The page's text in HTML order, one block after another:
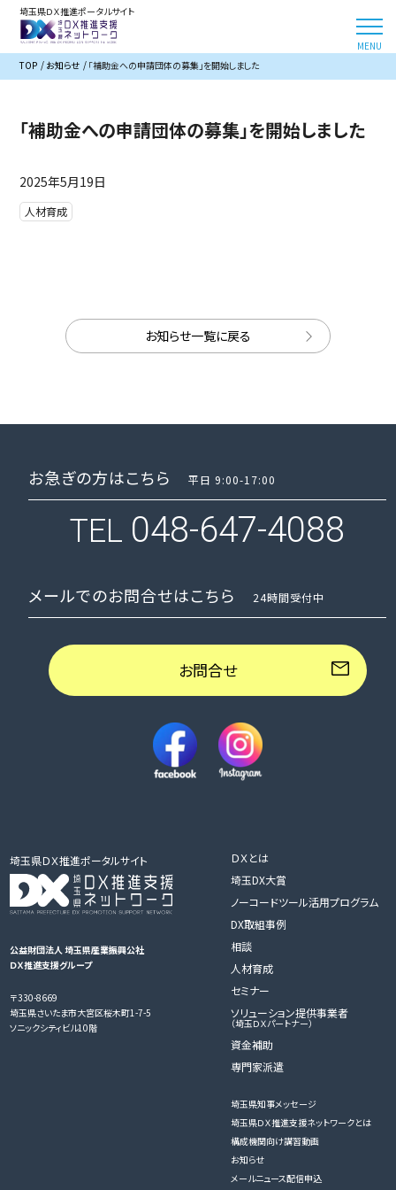
埼玉県ＤＸ推進ポータルサイト
TOP お知らせ 「補助金への申請団体の募集」を開始しました
「補助金への申請団体の募集」を開始しました
2025年5月19日
人材育成
お知らせ一覧に戻る
お急ぎの方はこちら 平日 9:00-17:00
TEL 048-647-4088
メールでのお問合せはこちら 24時間受付中
お問合せ
埼玉県ＤＸ推進ポータルサイト
公益財団法人 埼玉県産業振興公社
ＤＸ推進支援グループ
〒330-8669
埼玉県さいたま市大宮区桜木町1-7-5
ソニックシティビル10階
ＤＸとは
埼玉DX大賞
ノーコードツール活用プログラム
DX取組事例
相談
人材育成
セミナー
ソリューション提供事業者
（埼玉ＤＸパートナー）
資金補助
専門家派遣
埼玉県知事メッセージ
埼玉県ＤＸ推進支援ネットワークとは
構成機関向け講習動画
お知らせ
メールニュース配信申込